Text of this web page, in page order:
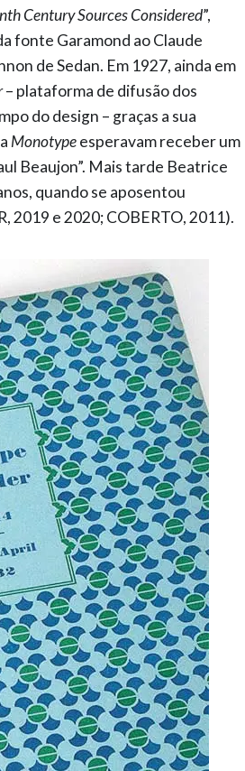
Century Sources Considered”,
fonte Garamond ao Claude
de Sedan. Em 1927, ainda em
– plataforma de difusão dos
do design – graças a sua
Monotypeesperavam receber um
Beaujon”. Mais tarde Beatrice
quando se aposentou
2019 e 2020; COBERTO, 2011).